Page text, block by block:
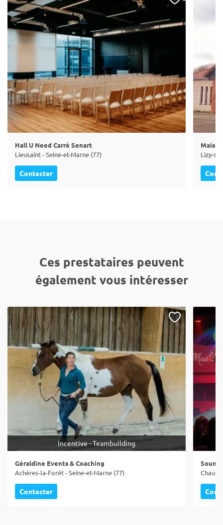
Hall U Need Carré Senart
Lieusaint - Seine-et-Marne (77)
Contacter
Lizy-
Ces prestataires peuvent
également vous intéresser
Incentive - Teambuilding
Géraldine Events & Coaching
Achères-la-Forêt - Seine-et-Marne (77)
Contacter
Sound